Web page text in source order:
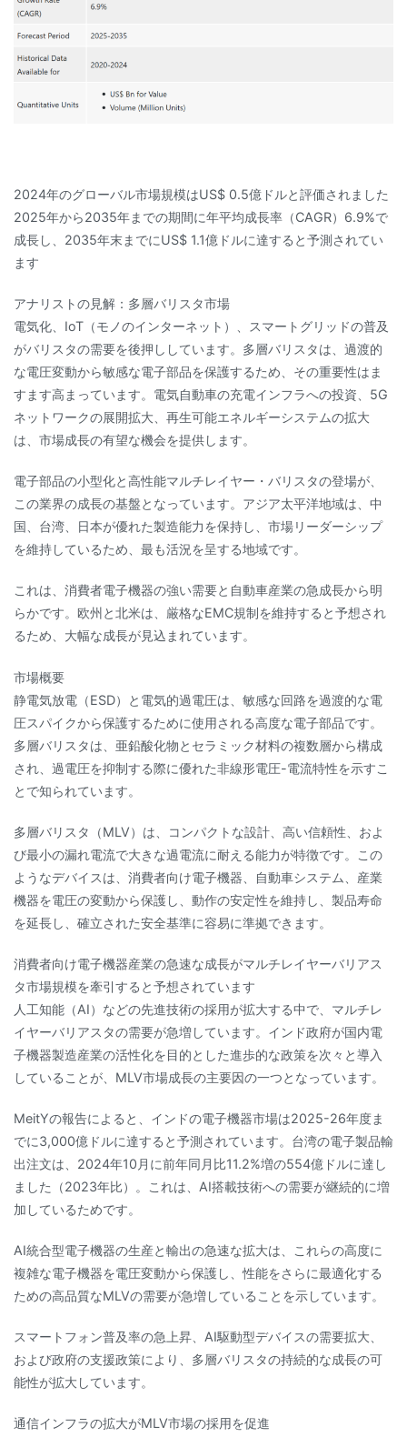
2024年のグローバル市場規模はUS$ 0.5億ドルと評価されました
2025年から2035年までの期間に年平均成長率（CAGR）6.9%で
成長し、2035年末までにUS$ 1.1億ドルに達すると予測されてい
ます
アナリストの見解：多層バリスタ市場
電気化、IoT（モノのインターネット）、スマートグリッドの普及
がバリスタの需要を後押ししています。多層バリスタは、過渡的
な電圧変動から敏感な電子部品を保護するため、その重要性はま
すます高まっています。電気自動車の充電インフラへの投資、5G
ネットワークの展開拡大、再生可能エネルギーシステムの拡大
は、市場成長の有望な機会を提供します。
電子部品の小型化と高性能マルチレイヤー・バリスタの登場が、
この業界の成長の基盤となっています。アジア太平洋地域は、中
国、台湾、日本が優れた製造能力を保持し、市場リーダーシップ
を維持しているため、最も活況を呈する地域です。
これは、消費者電子機器の強い需要と自動車産業の急成長から明
らかです。欧州と北米は、厳格なEMC規制を維持すると予想され
るため、大幅な成長が見込まれています。
市場概要
静電気放電（ESD）と電気的過電圧は、敏感な回路を過渡的な電
圧スパイクから保護するために使用される高度な電子部品です。
多層バリスタは、亜鉛酸化物とセラミック材料の複数層から構成
され、過電圧を抑制する際に優れた非線形電圧-電流特性を示すこ
とで知られています。
多層バリスタ（MLV）は、コンパクトな設計、高い信頼性、およ
び最小の漏れ電流で大きな過電流に耐える能力が特徴です。この
ようなデバイスは、消費者向け電子機器、自動車システム、産業
機器を電圧の変動から保護し、動作の安定性を維持し、製品寿命
を延長し、確立された安全基準に容易に準拠できます。
消費者向け電子機器産業の急速な成長がマルチレイヤーバリアス
タ市場規模を牽引すると予想されています
人工知能（AI）などの先進技術の採用が拡大する中で、マルチレ
イヤーバリアスタの需要が急増しています。インド政府が国内電
子機器製造産業の活性化を目的とした進歩的な政策を次々と導入
していることが、MLV市場成長の主要因の一つとなっています。
MeitYの報告によると、インドの電子機器市場は2025-26年度ま
でに3,000億ドルに達すると予測されています。台湾の電子製品輸
出注文は、2024年10月に前年同月比11.2%増の554億ドルに達し
ました（2023年比）。これは、AI搭載技術への需要が継続的に増
加しているためです。
AI統合型電子機器の生産と輸出の急速な拡大は、これらの高度に
複雑な電子機器を電圧変動から保護し、性能をさらに最適化する
ための高品質なMLVの需要が急増していることを示しています。
スマートフォン普及率の急上昇、AI駆動型デバイスの需要拡大、
および政府の支援政策により、多層バリスタの持続的な成長の可
能性が拡大しています。
通信インフラの拡大がMLV市場の採用を促進